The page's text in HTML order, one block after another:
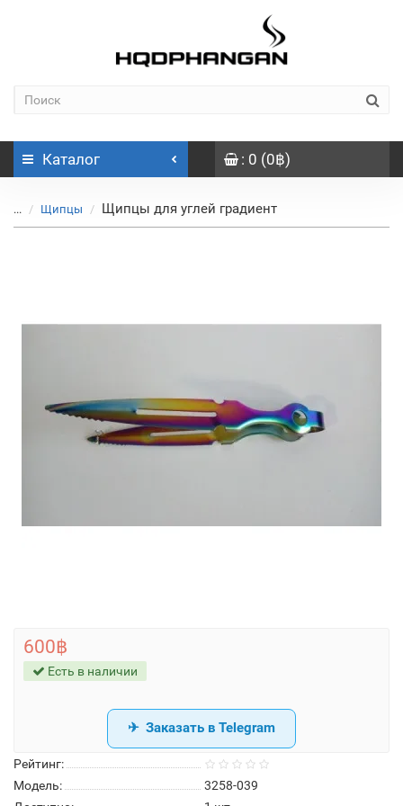
Каталог : 0 (0฿)
... Щипцы Щипцы для углей градиент
Рейтинг:
Модель:
3258-039
600฿
Есть в наличии
Заказать в Telegram